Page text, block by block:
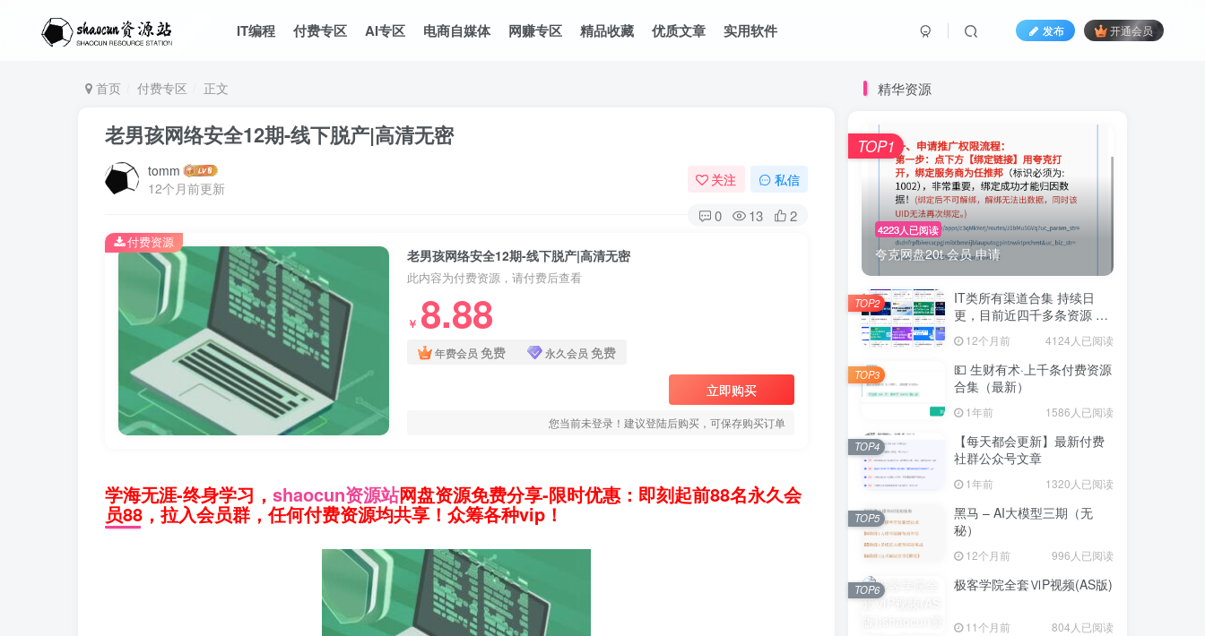
IT编程 付费专区 AI专区 电商自媒体 网赚专区 精品收藏 优质文章 实用软件 发布 开通会员
首页 付费专区 正文
老男孩网络安全12期-线下脱产|高清无密
tomm
12个月前更新
关注 私信
0 13 2
老男孩网络安全12期-线下脱产|高清无密
此内容为付费资源，请付费后查看
￥ 8.88
年费会员 免费 永久会员 免费
立即购买
您当前未登录！建议登陆后购买，可保存购买订单
付费资源
学海无涯-终身学习， shaocun资源站网盘资源免费分享-限时优惠：即刻起前88名永久会
员88，拉入会员群，任何付费资源均共享！众筹各种vip！
精华资源
4223人已阅读
夸克网盘20t 会员 申请
TOP1
IT类所有渠道合集 持续日
更，目前近四千多条资源 年
12个月前 4124人已阅读
TOP2
💵 生财有术·上千条付费资源
合集（最新）
1年前 1586人已阅读
TOP3
【每天都会更新】最新付费
社群公众号文章
1年前 1320人已阅读
TOP4
黑马 – AI大模型三期（无
秘）
12个月前 996人已阅读
TOP5
极客学院全套ⅥP视频(AS版)
11个月前 804人已阅读
TOP6